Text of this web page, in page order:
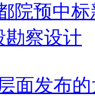
院预中
勘察设计
面发布